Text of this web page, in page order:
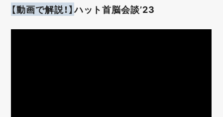
【動画で解説！】ハット首脳会談’23